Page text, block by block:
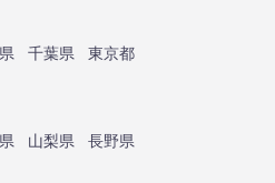
千葉県
東京都
山梨県
長野県